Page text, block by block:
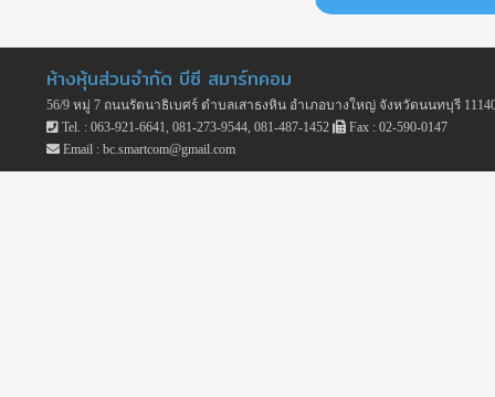
ห้างหุ้นส่วนจำกัด บีซี สมาร์ทคอม
56/9 หมู่ 7 ถนนรัตนาธิเบศร์ ตำบลเสาธงหิน อำเภอบางใหญ่ จังหวัดนนทบุรี
Tel. : 063-921-6641, 081-273-9544, 081-487-1452
Fax : 02-590-0147
Email : bc.smartcom@gmail.com